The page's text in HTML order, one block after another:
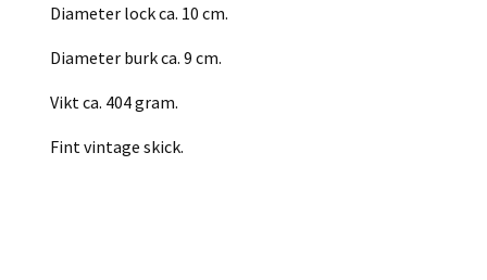
Diameter lock ca. 10 cm.
Diameter burk ca. 9 cm.
Vikt ca. 404 gram.
Fint vintage skick.